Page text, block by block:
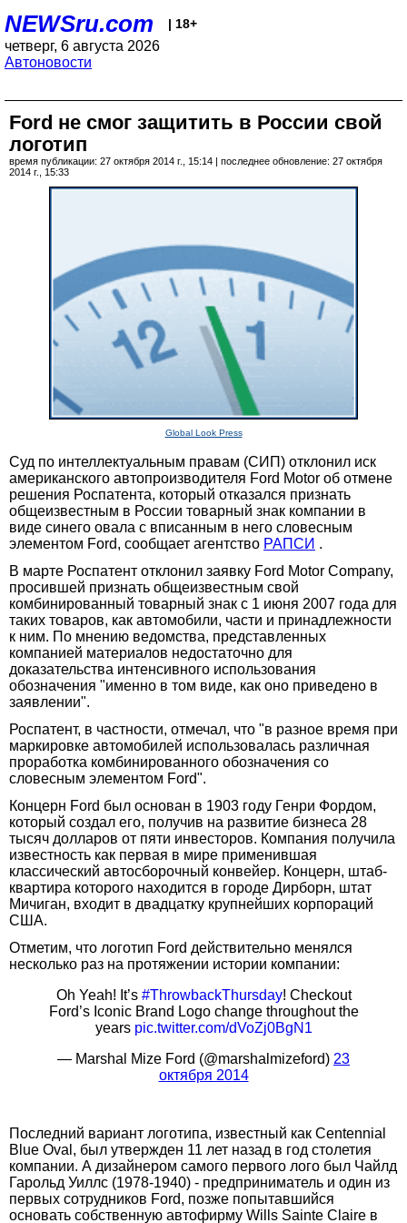
NEWSru.com | 18+
четверг, 6 августа 2026
Автоновости
Ford не смог защитить в России свой
логотип
время публикации: 27 октября 2014 г., 15:14 | последнее обновление: 27 октября
2014 г., 15:33
Global Look Press
Суд по интеллектуальным правам (СИП) отклонил иск
американского автопроизводителя Ford Motor об отмене
решения Роспатента, который отказался признать
общеизвестным в России товарный знак компании в
виде синего овала с вписанным в него словесным
элементом Ford, сообщает агентство РАПСИ .
В марте Роспатент отклонил заявку Ford Motor Company,
просившей признать общеизвестным свой
комбинированный товарный знак с 1 июня 2007 года для
таких товаров, как автомобили, части и принадлежности
к ним. По мнению ведомства, представленных
компанией материалов недостаточно для
доказательства интенсивного использования
обозначения "именно в том виде, как оно приведено в
заявлении".
Роспатент, в частности, отмечал, что "в разное время при
маркировке автомобилей использовалась различная
проработка комбинированного обозначения со
словесным элементом Ford".
Концерн Ford был основан в 1903 году Генри Фордом,
который создал его, получив на развитие бизнеса 28
тысяч долларов от пяти инвесторов. Компания получила
известность как первая в мире применившая
классический автосборочный конвейер. Концерн, штаб-
квартира которого находится в городе Дирборн, штат
Мичиган, входит в двадцатку крупнейших корпораций
США.
Отметим, что логотип Ford действительно менялся
несколько раз на протяжении истории компании:
Oh Yeah! It’s #ThrowbackThursday! Checkout
Ford’s Iconic Brand Logo change throughout the
years pic.twitter.com/dVoZj0BgN1
— Marshal Mize Ford (@marshalmizeford) 23
октября 2014
Последний вариант логотипа, известный как Centennial
Blue Oval, был утвержден 11 лет назад в год столетия
компании. А дизайнером самого первого лого был Чайлд
Гарольд Уиллс (1978-1940) - предприниматель и один из
первых сотрудников Ford, позже попытавшийся
основать собственную автофирму Wills Sainte Claire в